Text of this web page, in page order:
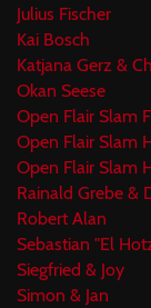
Julius Fischer
Kai Bosch
Katjana Gerz &
Okan Seese
Open Flair Slam
Open Flair Slam
Open Flair Slam
Rainald Grebe &
Robert Alan
Sebastian "El
Siegfried & Joy
Simon & Jan